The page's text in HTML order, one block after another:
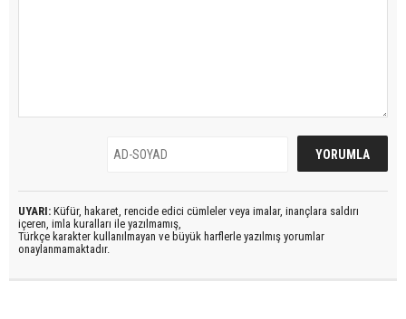
UYARI: Küfür, hakaret, rencide edici cümleler veya imalar, inançlara saldırı
içeren, imla kuralları ile yazılmamış,
Türkçe karakter kullanılmayan ve büyük harflerle yazılmış yorumlar
onaylanmamaktadır.